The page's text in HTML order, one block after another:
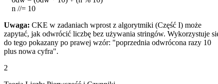
n //= 10
Uwaga: CKE w zadaniach wprost z algorytmiki (Część I) może
zapytać, jak odwrócić liczbę bez używania stringów. Wykorzystuje
do tego pokazany po prawej wzór: "poprzednia odwrócona razy 10
plus nowa cyfra".
2